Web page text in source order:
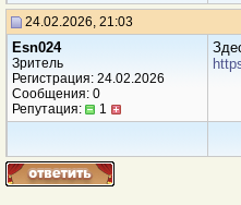
24.02.2026, 21:03
Esn024
Зритель
Регистрация: 24.02.2026
Сообщения: 0
Репутация:
1